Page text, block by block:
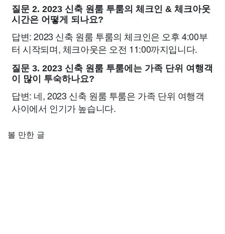
질문 2. 2023 신축 원룸 투룸의 체크인 & 체크아웃
시간은 어떻게 되나요?
답변: 2023 신축 원룸 투룸의 체크인은 오후 4:00부
터 시작되며, 체크아웃은 오전 11:00까지입니다.
질문 3. 2023 신축 원룸 투룸에는 가족 단위 여행객
이 많이 투숙하나요?
답변: 네, 2023 신축 원룸 투룸은 가족 단위 여행객
사이에서 인기가 높습니다.
볼 만한 글